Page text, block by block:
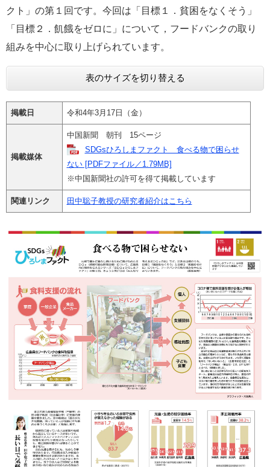
ム
索
クト」の第１回です。今回は「目標１．貧困をなくそう」
「目標２．飢餓をゼロに」について，フードバンクの取り
組みを中心に取り上げられています。
表のサイズを切り替える
掲載日 令和4年3月17日（金）
掲載媒体
中国新聞 朝刊 15ページ
SDGsひろしまファクト 食べる物で困らせ
ない [PDFファイル／1.79MB]
※中国新聞社の許可を得て掲載しています
関連リンク 田中聡子教授の研究者紹介はこちら